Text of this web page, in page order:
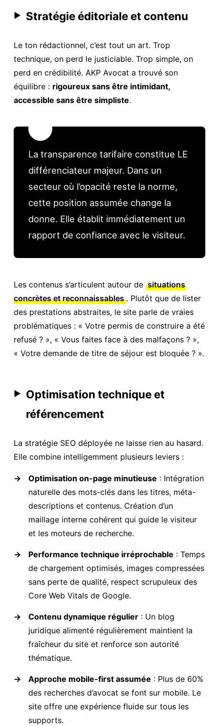
▶ Stratégie éditoriale et contenu
Le ton rédactionnel, c’est tout un art. Trop
technique, on perd le justiciable. Trop simple, on
perd en crédibilité. AKP Avocat a trouvé son
équilibre : rigoureux sans être intimidant,
accessible sans être simpliste.
La transparence tarifaire constitue LE
différenciateur majeur. Dans un
secteur où l’opacité reste la norme,
cette position assumée change la
donne. Elle établit immédiatement un
rapport de confiance avec le visiteur.
Les contenus s’articulent autour de situations
concrètes et reconnaissables . Plutôt que de lister
des prestations abstraites, le site parle de vraies
problématiques : « Votre permis de construire a été
refusé ? », « Vous faites face à des malfaçons ? »,
« Votre demande de titre de séjour est bloquée ? ».
▶
Optimisation technique et
référencement
La stratégie SEO déployée ne laisse rien au hasard.
Elle combine intelligemment plusieurs leviers :
→ Optimisation on-page minutieuse : Intégration
naturelle des mots-clés dans les titres, méta-
descriptions et contenus. Création d’un
maillage interne cohérent qui guide le visiteur
et les moteurs de recherche.
→ Performance technique irréprochable : Temps
de chargement optimisés, images compressées
sans perte de qualité, respect scrupuleux des
Core Web Vitals de Google.
→ Contenu dynamique régulier : Un blog
juridique alimenté régulièrement maintient la
fraîcheur du site et renforce son autorité
thématique.
→ Approche mobile-first assumée : Plus de 60%
des recherches d’avocat se font sur mobile. Le
site offre une expérience fluide sur tous les
supports.